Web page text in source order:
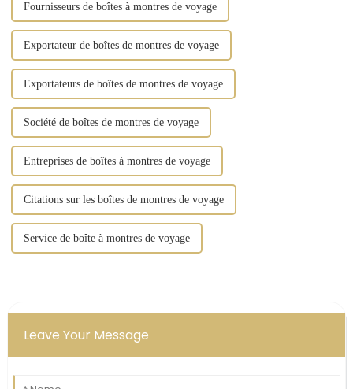
Fournisseurs de boîtes à montres de voyage
Exportateur de boîtes de montres de voyage
Exportateurs de boîtes de montres de voyage
Société de boîtes de montres de voyage
Entreprises de boîtes à montres de voyage
Citations sur les boîtes de montres de voyage
Service de boîte à montres de voyage
Leave Your Message